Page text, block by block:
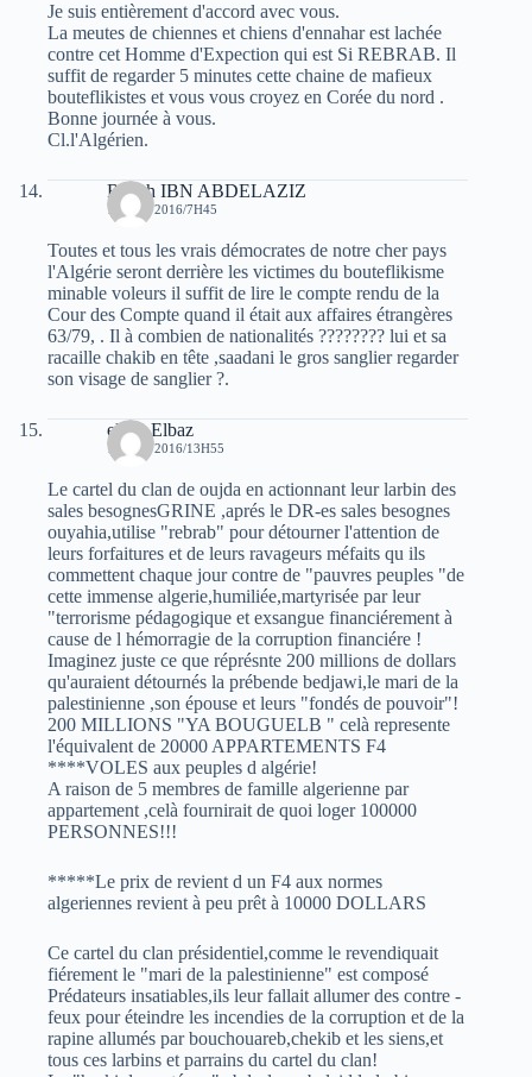
Je suis entièrement d'accord avec vous.
La meutes de chiennes et chiens d'ennahar est lachée
contre cet Homme d'Expection qui est Si REBRAB. Il
suffit de regarder 5 minutes cette chaine de mafieux
bouteflikistes et vous vous croyez en Corée du nord .
Bonne journée à vous.
Cl.l'Algérien.
Rabah IBN ABDELAZIZ
16 MAI 2016/7H45
Toutes et tous les vrais démocrates de notre cher pays
l'Algérie seront derrière les victimes du bouteflikisme
minable voleurs il suffit de lire le compte rendu de la
Cour des Compte quand il était aux affaires étrangères
63/79, . Il à combien de nationalités ???????? lui et sa
racaille chakib en tête ,saadani le gros sanglier regarder
son visage de sanglier ?.
elvez Elbaz
16 MAI 2016/13H55
Le cartel du clan de oujda en actionnant leur larbin des
sales besognesGRINE ,aprés le DR-es sales besognes
ouyahia,utilise "rebrab" pour détourner l'attention de
leurs forfaitures et de leurs ravageurs méfaits qu ils
commettent chaque jour contre de "pauvres peuples "de
cette immense algerie,humiliée,martyrisée par leur
"terrorisme pédagogique et exsangue financiérement à
cause de l hémorragie de la corruption financiére !
Imaginez juste ce que réprésnte 200 millions de dollars
qu'auraient détournés la prébende bedjawi,le mari de la
palestinienne ,son épouse et leurs "fondés de pouvoir"!
200 MILLIONS "YA BOUGUELB " celà represente
l'équivalent de 20000 APPARTEMENTS F4
****VOLES aux peuples d algérie!
A raison de 5 membres de famille algerienne par
appartement ,celà fournirait de quoi loger 100000
PERSONNES!!!
*****Le prix de revient d un F4 aux normes
algeriennes revient à peu prêt à 10000 DOLLARS
Ce cartel du clan présidentiel,comme le revendiquait
fiérement le "mari de la palestinienne" est composé
Prédateurs insatiables,ils leur fallait allumer des contre -
feux pour éteindre les incendies de la corruption et de la
rapine allumés par bouchouareb,chekib et les siens,et
tous ces larbins et parrains du cartel du clan!